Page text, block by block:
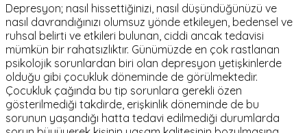
Depresyon; nasıl hissettiğinizi, nasıl düşündüğünüzü ve
nasıl davrandığınızı olumsuz yönde etkileyen, bedensel ve
ruhsal belirti ve etkileri bulunan, ciddi ancak tedavisi
mümkün bir rahatsızlıktır. Günümüzde en çok rastlanan
psikolojik sorunlardan biri olan depresyon yetişkinlerde
olduğu gibi çocukluk döneminde de görülmektedir.
Çocukluk çağında bu tip sorunlara gerekli özen
gösterilmediği takdirde, erişkinlik döneminde de bu
sorunun yaşandığı hatta tedavi edilmediği durumlarda